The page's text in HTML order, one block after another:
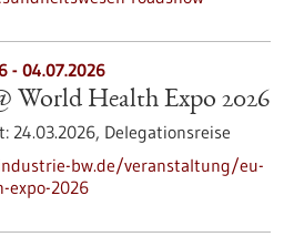
- 04.07.2026
World Health Expo 2026
24.03.2026, Delegationsreise
bw.de/veranstaltung/eu-
expo-2026